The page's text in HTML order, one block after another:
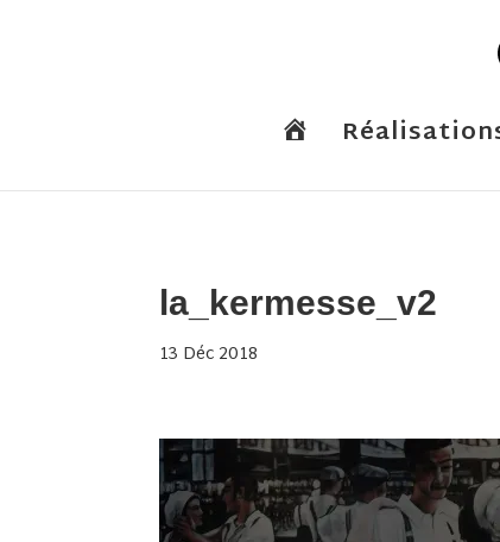
u
e
la_kermesse_v2
13 Déc 2018